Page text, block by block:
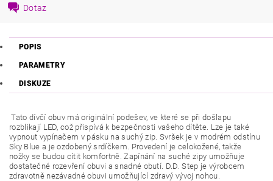
Dotaz
POPIS
PARAMETRY
DISKUZE
Tato dívčí obuv má originální podešev, ve které se při došlapu
rozblikají LED, což přispívá k bezpečnosti vašeho dítěte. Lze je také
vypnout vypínačem v pásku na suchý zip. Svršek je v modrém odstínu
Sky Blue a je ozdobený srdíčkem. Provedení je celokožené, takže
nožky se budou cítit komfortně. Zapínání na suché zipy umožňuje
dostatečné rozevření obuvi a snadné obutí. D.D. Step je výrobcem
zdravotně nezávadné obuvi umožňující zdravý vývoj nohou.